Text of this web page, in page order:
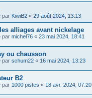
par KiwiB2 « 29 août 2024, 13:13
alliages avant nickelage
par michel76 « 23 mai 2024, 18:41
ou chausson
par schum22 « 16 mai 2024, 13:23
B2
par 1000 pistes « 18 avr. 2024, 07:20